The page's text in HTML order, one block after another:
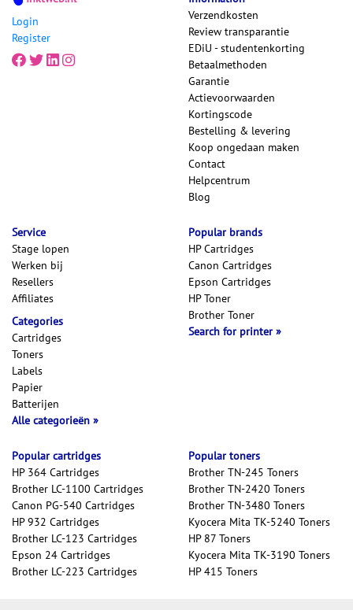
Login
Register
Verzendkosten
Review transparantie
EDiU - studentenkorting
Betaalmethoden
Garantie
Actievoorwaarden
Kortingscode
Bestelling & levering
Koop ongedaan maken
Contact
Helpcentrum
Blog
Service
Stage lopen
Werken bij
Resellers
Affiliates
Categories
Cartridges
Toners
Labels
Papier
Batterijen
Alle categorieën
Popular cartridges
HP 364 Cartridges
Brother LC-1100 Cartridges
Canon PG-540 Cartridges
HP 932 Cartridges
Brother LC-123 Cartridges
Epson 24 Cartridges
Brother LC-223 Cartridges
Popular toners
Brother TN-245 Toners
Brother TN-2420 Toners
Brother TN-3480 Toners
Kyocera Mita TK-5240 Toners
HP 87 Toners
Kyocera Mita TK-3190 Toners
HP 415 Toners
Popular brands
HP Cartridges
Canon Cartridges
Epson Cartridges
HP Toner
Brother Toner
Search for printer